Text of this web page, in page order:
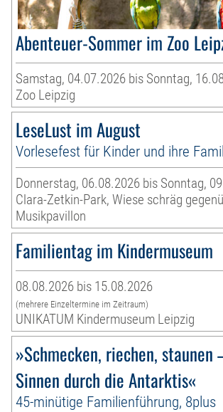
Abenteuer-Sommer im Zoo
Samstag, 04.07.2026 bis Sonntag,
Zoo Leipzig
LeseLust im August
Vorlesefest für Kinder und ihre
Donnerstag, 06.08.2026 bis Sonntag,
Clara-Zetkin-Park, Wiese schräg
Musikpavillon
Familientag im Kindermuseum
08.08.2026 bis 15.08.2026
(mehrere Einzeltermine im Zeitraum)
UNIKATUM Kindermuseum Leipzig
»Schmecken, riechen,
Sinnen durch die Antarktis«
45-minütige Familienführung, 8plus